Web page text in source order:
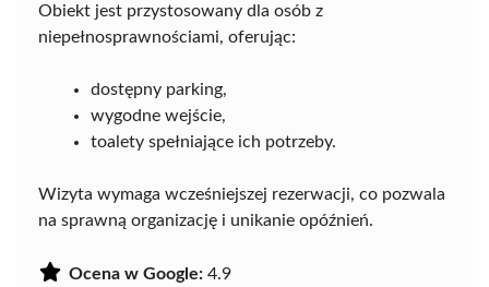
Obiekt jest przystosowany dla osób z
niepełnosprawnościami, oferując:
dostępny parking,
wygodne wejście,
toalety spełniające ich potrzeby.
Wizyta wymaga wcześniejszej rezerwacji, co pozwala
na sprawną organizację i unikanie opóźnień.
Ocena w Google: 4.9